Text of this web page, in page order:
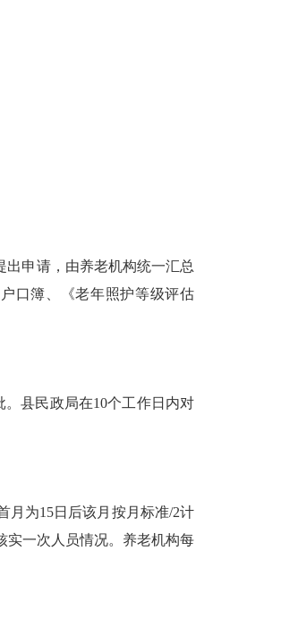
申请，由养老机构统一汇总
口簿、《老年照护等级评估
县民政局在10个工作日内对
月为15日后该月按月标准/2计
实一次人员情况。养老机构每